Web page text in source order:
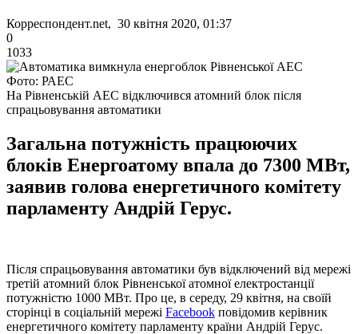
Корреспондент.net, 30 квітня 2020, 01:37
0
1033
Фото: РАЕС
На Рівненській АЕС відключився атомний блок після
спрацьовування автоматики
Загальна потужність працюючих
блоків Енергоатому впала до 7300 МВт,
заявив голова енергетичного комітету
парламенту Андрій Герус.
Після спрацьовування автоматики був відключений від мережі
третій атомний блок Рівненської атомної електростанції
потужністю 1000 МВт. Про це, в середу, 29 квітня, на своїй
сторінці в соціальній мережі Facebook повідомив керівник
енергетичного комітету парламенту країни Андрій Герус.